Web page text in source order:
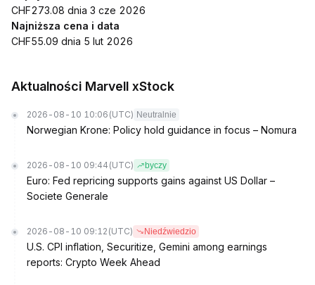
CHF273.08 dnia 3 cze 2026
Najniższa cena i data
CHF55.09 dnia 5 lut 2026
Aktualności Marvell xStock
2026-08-10 10:06 (UTC) Neutralnie
Norwegian Krone: Policy hold guidance in focus – Nomura
2026-08-10 09:44 (UTC) byczy
Euro: Fed repricing supports gains against US Dollar –
Societe Generale
2026-08-10 09:12 (UTC) Niedźwiedzio
U.S. CPI inflation, Securitize, Gemini among earnings
reports: Crypto Week Ahead